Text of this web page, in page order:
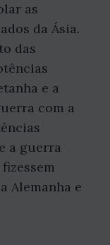
as
da Ásia.
das
e a
com a
a guerra
Alemanha e